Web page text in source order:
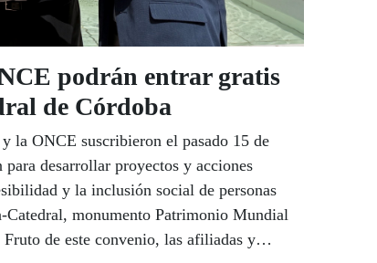
podrán entrar gratis
de Córdoba
la ONCE suscribieron el pasado 15 de
desarrollar proyectos y acciones
y la inclusión social de personas
Catedral, monumento Patrimonio Mundial
de este convenio, las afiliadas y